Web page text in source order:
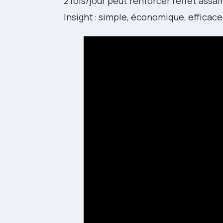
Insight : simple, économique,